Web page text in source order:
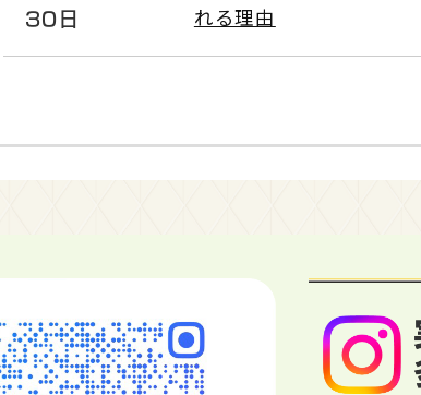
30日
れる理由